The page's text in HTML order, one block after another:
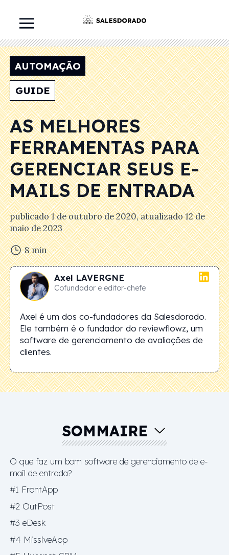
AUTOMAÇÃO
GUIDE
AS MELHORES
FERRAMENTAS PARA
GERENCIAR SEUS E-
MAILS DE ENTRADA
publicado1 de outubro de 2020, atualizado12 de
maio de 2023
8 min
Axel LAVERGNE
Cofundador e editor-chefe
Axel é um dos co-fundadores da Salesdorado.
Ele também é o fundador do reviewflowz, um
software de gerenciamento de avaliações de
clientes.
SOMMAIRE
O que faz um bom software de gerenciamento de e-
mail de entrada?
#1 FrontApp
#2 OutPost
#3 eDesk
#4 MissiveApp